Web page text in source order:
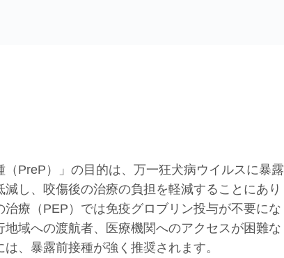
PreP）」の目的は、万一狂犬病ウイルスに暴露
し、咬傷後の治療の負担を軽減することにあり
療（PEP）では免疫グロブリン投与が不要にな
域への渡航者、医療機関へのアクセスが困難な
、暴露前接種が強く推奨されます。